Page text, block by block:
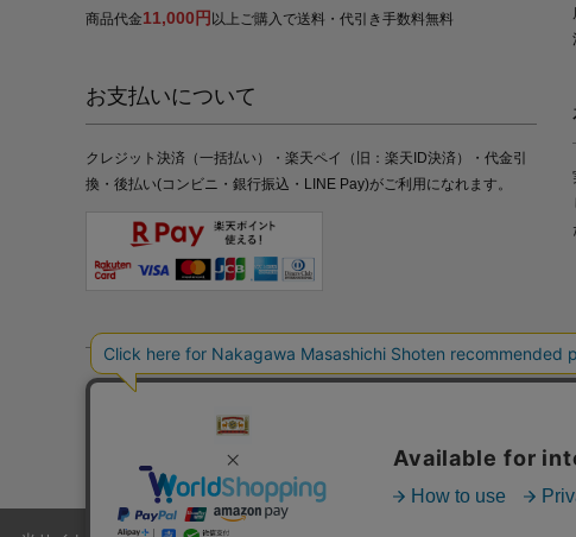
商品代金11,000円 以上ご購入で送料・代引き手数料無料
お支払いについて
クレジット決済（一括払い）・楽天ペイ（旧：楽天ID決済）・代金引
換・後払い(コンビニ・銀行振込・LINE Pay)がご利用になれます。
プライバシーポリシー